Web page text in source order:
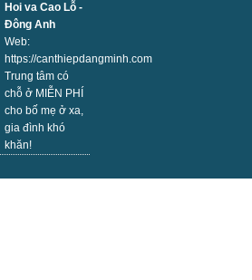
Hoi va Cao Lỗ -
Đông Anh
Web:
https://canthiepdangminh.com
Trung tâm có
chỗ ở MIỄN PHÍ
cho bố mẹ ở xa,
gia đình khó
khăn!